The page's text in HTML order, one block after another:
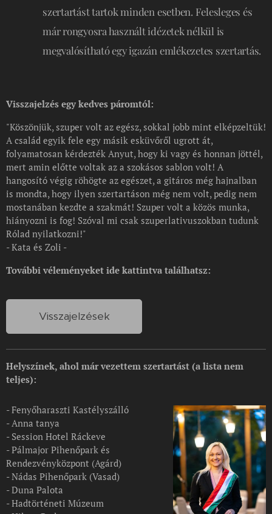
szertartást tartok minden esetben. Felesleges és
már rongyosra használt idézetek nélkül is
megvalósítható egy igazán emlékezetes szertartás.
Visszajelzés egy kedves páromtól:
"Köszönjük, szuper volt az egész, sokkal jobb mint elképzeltük!
A család egyik fele egy másik esküvőről ugrott át,
folyamatosan kérdezték Anyut, hogy ki vagy és honnan jöttél,
mert amin előtte voltak az a szokásos sablon volt! A
hangosító végig röhögte az egészet, a gitáros még hajnalban
is mondta, hogy ilyen szertartáson még nem volt, pedig nem
mostanában kezdte a szakmát! Szuper volt a közös munka,
hiányozni is fog! Szóval mi csak szuperlativuszokban tudunk
Rólad nyilatkozni!"
- Kata és Zoli -
További véleményeket ide kattintva találhatsz:
Visszajelzések
Helyszínek, ahol már vezettem szertartást (a lista nem
teljes):
- Fenyőharaszti Kastélyszálló
- Anna tanya
- Session Hotel Ráckeve
- Pálmajor Pihenőpark és
Rendezvényközpont (Agárd)
- Nádas Pihenőpark (Vasad)
- Duna Palota
- Hadtörténeti Múzeum